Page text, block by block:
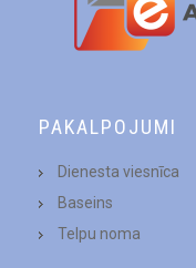
PAKALPOJUMI
Dienesta viesnīca
Baseins
Telpu noma